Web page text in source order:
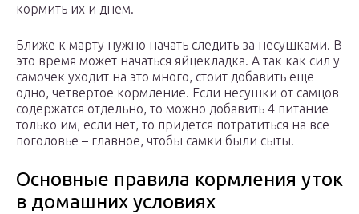
кормить их и днем.
Ближе к марту нужно начать следить за несушками. В
это время может начаться яйцекладка. А так как сил у
самочек уходит на это много, стоит добавить еще
одно, четвертое кормление. Если несушки от самцов
содержатся отдельно, то можно добавить 4 питание
только им, если нет, то придется потратиться на все
поголовье – главное, чтобы самки были сыты.
Основные правила кормления уток
в домашних условиях